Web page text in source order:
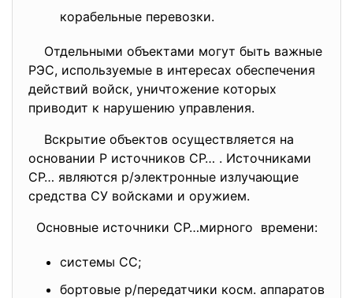
корабельные перевозки.
Отдельными объектами могут быть важные
РЭС, используемые в интересах обеспечения
действий войск, уничтожение которых
приводит к нарушению управления.
Вскрытие объектов осуществляется на
основании Р источников СР… . Источниками
СР… являются р/электронные излучающие
средства СУ войсками и оружием.
Основные источники СР…мирного времени:
системы СС;
бортовые р/передатчики косм. аппаратов